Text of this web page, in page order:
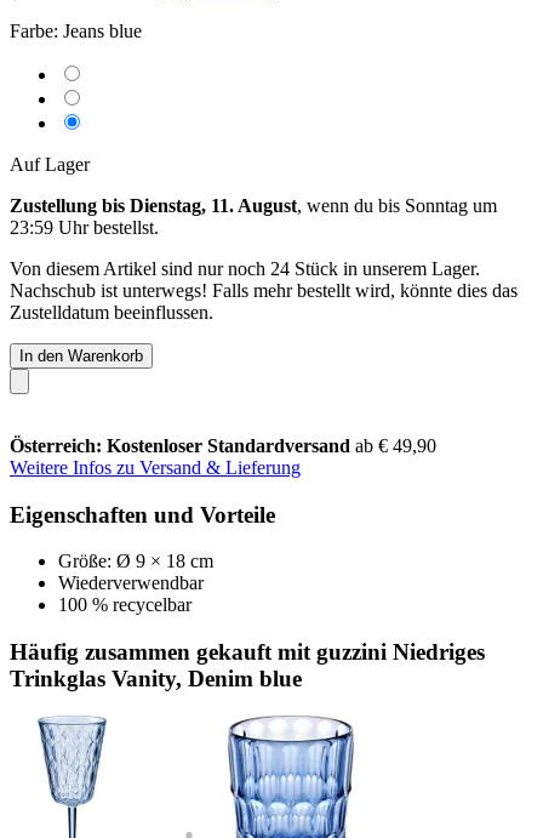
Farbe: Jeans blue
Auf Lager
Zustellung bis Dienstag, 11. August, wenn du bis Sonntag um
23:59 Uhrbestellst.
Von diesem Artikel sind nur noch 24 Stück in unserem Lager.
Nachschub ist unterwegs! Falls mehr bestellt wird, könnte dies das
Zustelldatum beeinflussen.
In den Warenkorb
Österreich: Kostenloser Standardversand ab € 49,90
Weitere Infos zu Versand & Lieferung
Eigenschaften und Vorteile
Größe: Ø 9 × 18 cm
Wiederverwendbar
100 % recycelbar
Häufig zusammen gekauft mit guzzini Niedriges
Trinkglas Vanity, Denim blue